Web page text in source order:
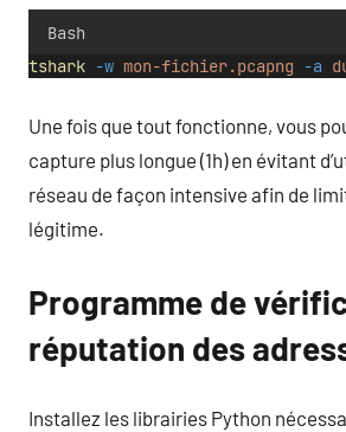
Bash
tshark -w mon-fichier.pcapng -a
Une fois que tout fonctionne, vous
capture plus longue (1h) en évitant
réseau de façon intensive afin de
légitime.
Programme de
réputation des
Installez les librairies Python